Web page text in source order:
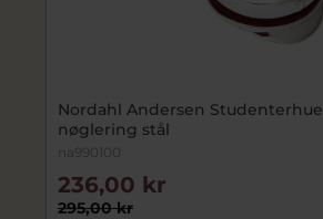
Nordahl Andersen Studenterhue
nøglering stål
na990100
295,00 kr
236,00 kr